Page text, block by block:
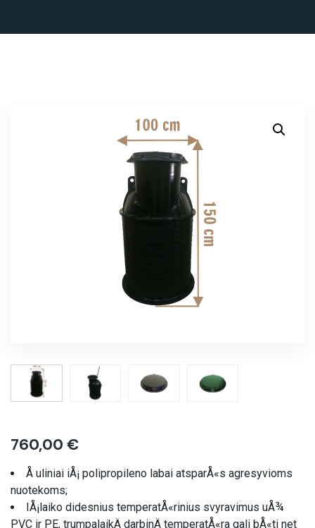
760,00 €
Å uliniai iÅ¡ polipropileno labai atsparÅ«s agresyvioms
nuotekoms;
IÅ¡laiko didesnius temperatÅ«rinius svyravimus uÅ¾
PVC ir PE, trumpalaikÄ darbinÄ temperatÅ«ra gali bÅ«ti net